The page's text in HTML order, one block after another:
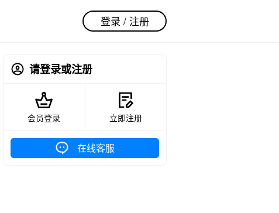
登录 / 注册
请登录或注册
会员登录 立即注册
在线客服